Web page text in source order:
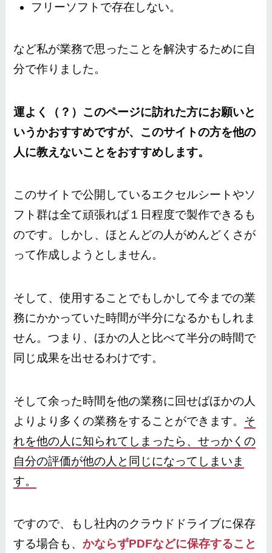
フリーソフトで存在しない。
など私が業務で思ったことを解決するために自
分で作りました。
運よく（？）このページに訪れた方にお願いと
いうかおすすめですが、このサイトの方を他の
人に教えないことをおすすめします。
このサイトで公開しているエクセルシートやソ
フト群は全て頑張れば１日程度で製作できるも
のです。しかし、ほとんどの人がめんどくさが
って作成しようとしません。
そして、使用することでもしかして今までの業
務にかかっていた時間が半分になるかもしれま
せん。つまり、ほかの人と比べて半分の時間で
同じ成果を出せるわけです。
そして余った時間を他の業務に回せばほかの人
よりより多くの業務をすることができます。 そ
れを他の人に知られてしまったら、せっかくの
自分の評価が他の人と同じになってしまいま
す。
ですので、もし社内のクラウドドライブに保存
する場合も、かならずPDFなどに保存すること